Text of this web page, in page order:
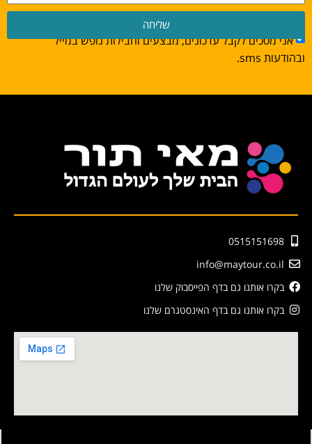
אני מסכים לקבל עדכונים, מבצעים וחבילות נופש במייל
ובהודעות sms.
שליחה
0515151698
info@maytour.co.il
בקרו אותנו גם בדף הפייסבוק שלנו
בקרו אותנו גם בדף האינסטגרם שלנו